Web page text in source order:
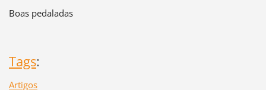
Boas pedaladas
Tags:
Artigos